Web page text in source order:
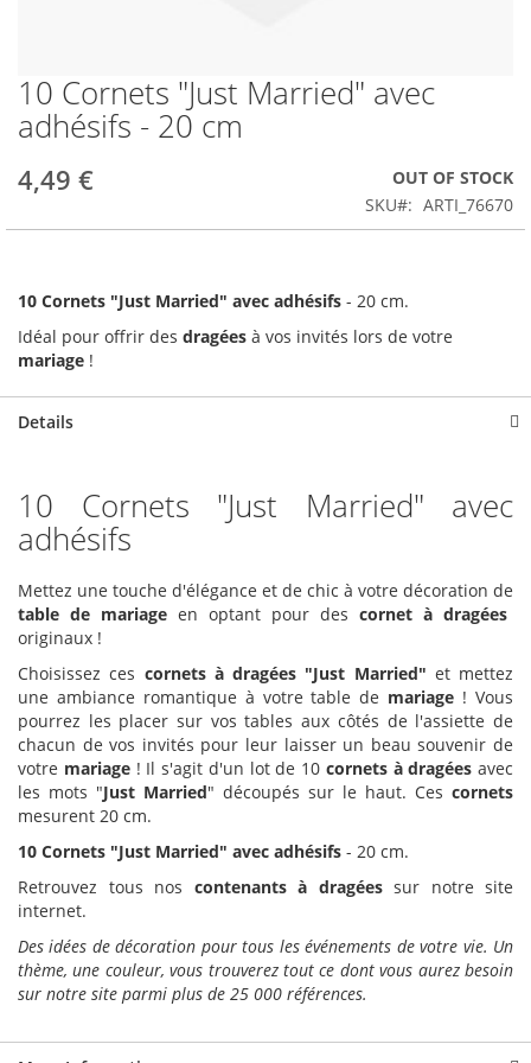
Skip
to
the
of
images
10 Cornets "Just Married" avec
adhésifs - 20 cm
4,49 €
OUT OF STOCK
SKU
ARTI_76670
10 Cornets "Just Married" avec adhésifs - 20 cm.
Idéal pour offrir des dragées à vos invités lors de votre
mariage !
Details
10 Cornets "Just Married" avec
adhésifs
Mettez une touche d'élégance et de chic à votre décoration de
table de mariage en optant pour des cornet à dragées
originaux !
Choisissez ces cornets à dragées "Just Married" et mettez
une ambiance romantique à votre table de mariage ! Vous
pourrez les placer sur vos tables aux côtés de l'assiette de
chacun de vos invités pour leur laisser un beau souvenir de
votre mariage! Il s'agit d'un lot de 10 cornets à dragées avec
les mots "Just Married" découpés sur le haut. Ces cornets
mesurent 20 cm.
10 Cornets "Just Married" avec adhésifs - 20 cm.
Retrouvez tous nos contenants à dragéessur notre site
internet.
Des idées de décoration pour tous les événements de votre vie. Un
thème, une couleur, vous trouverez tout ce dont vous aurez besoin
sur notre site parmi plus de 25 000 références.